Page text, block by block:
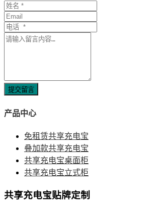
提交留言
产品中心
免租赁共享充电宝
叠加款共享充电宝
共享充电宝桌面柜
共享充电宝立式柜
共享充电宝贴牌定制